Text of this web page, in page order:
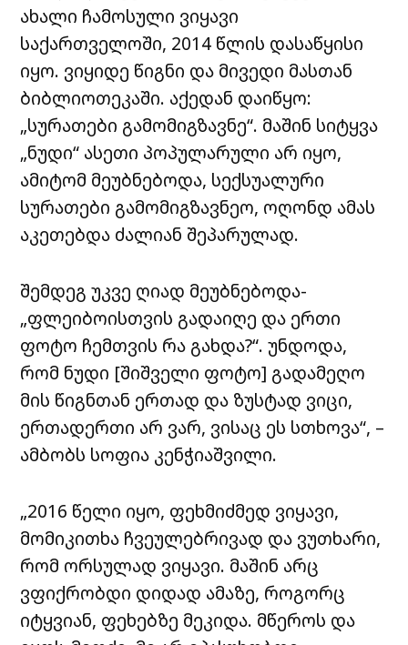
ახალი ჩამოსული ვიყავი
საქართველოში, 2014 წლის დასაწყისი
იყო. ვიყიდე წიგნი და მივედი მასთან
ბიბლიოთეკაში. აქედან დაიწყო:
„სურათები გამომიგზავნე“. მაშინ სიტყვა
„ნუდი“ ასეთი პოპულარული არ იყო,
ამიტომ მეუბნებოდა, სექსუალური
სურათები გამომიგზავნეო, ოღონდ ამას
აკეთებდა ძალიან შეპარულად.
შემდეგ უკვე ღიად მეუბნებოდა-
„ფლეიბოისთვის გადაიღე და ერთი
ფოტო ჩემთვის რა გახდა?“. უნდოდა,
რომ ნუდი [შიშველი ფოტო] გადამეღო
მის წიგნთან ერთად და ზუსტად ვიცი,
ერთადერთი არ ვარ, ვისაც ეს სთხოვა“, –
ამბობს სოფია კენჭიაშვილი.
„2016 წელი იყო, ფეხმიძმედ ვიყავი,
მომიკითხა ჩვეულებრივად და ვუთხარი,
რომ ორსულად ვიყავი. მაშინ არც
ვფიქრობდი დიდად ამაზე, როგორც
იტყვიან, ფეხებზე მეკიდა. მწეროს და